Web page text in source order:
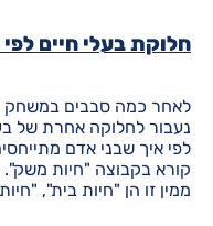
חלוקת בעלי חיים
לאחר כמה סבבים במשחק
נעבור לחלוקה אחרת של
לפי איך שבני אדם
קורא בקבוצה "חיות משק".
ממין זו הן "חיות בית",